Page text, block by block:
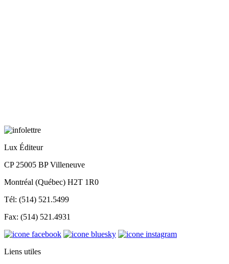
Lux Éditeur
CP 25005 BP Villeneuve
Montréal (Québec) H2T 1R0
Tél: (514) 521.5499
Fax: (514) 521.4931
Liens utiles